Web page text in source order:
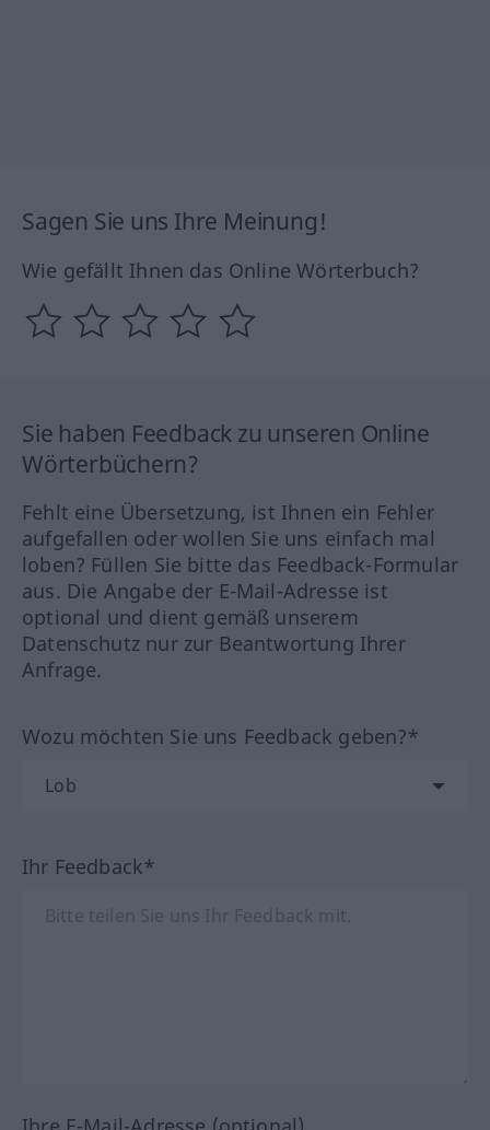
Sagen Sie uns Ihre Meinung!
Wie gefällt Ihnen das Online Wörterbuch?
Sie haben Feedback zu unseren Online
Wörterbüchern?
Fehlt eine Übersetzung, ist Ihnen ein Fehler
aufgefallen oder wollen Sie uns einfach mal
loben? Füllen Sie bitte das Feedback-Formular
aus. Die Angabe der E-Mail-Adresse ist
optional und dient gemäß unserem
Datenschutz nur zur Beantwortung Ihrer
Anfrage.
Wozu möchten Sie uns Feedback geben?*
Ihr Feedback*